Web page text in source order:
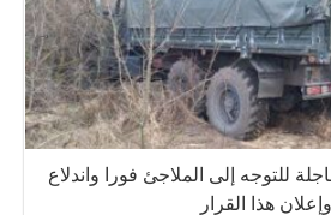
للتوجه إلى الملاجئ فورا واندلاع
هذا القرار